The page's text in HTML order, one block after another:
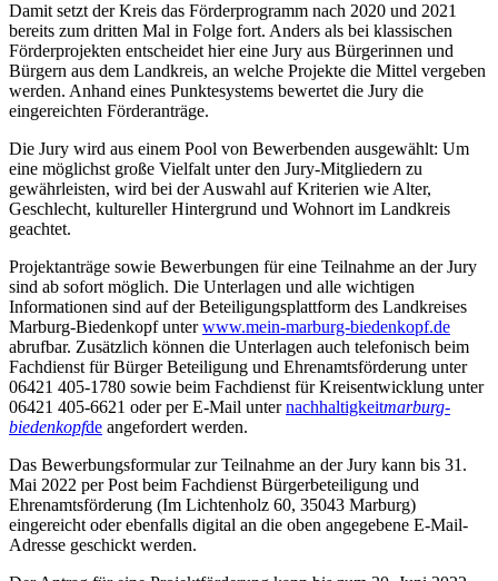
Damit setzt der Kreis das Förderprogramm nach 2020 und 2021
bereits zum dritten Mal in Folge fort. Anders als bei klassischen
Förderprojekten entscheidet hier eine Jury aus Bürgerinnen und
Bürgern aus dem Landkreis, an welche Projekte die Mittel vergeben
werden. Anhand eines Punktesystems bewertet die Jury die
eingereichten Förderanträge.
Die Jury wird aus einem Pool von Bewerbenden ausgewählt: Um
eine möglichst große Vielfalt unter den Jury-Mitgliedern zu
gewährleisten, wird bei der Auswahl auf Kriterien wie Alter,
Geschlecht, kultureller Hintergrund und Wohnort im Landkreis
geachtet.
Projektanträge sowie Bewerbungen für eine Teilnahme an der Jury
sind ab sofort möglich. Die Unterlagen und alle wichtigen
Informationen sind auf der Beteiligungsplattform des Landkreises
Marburg-Biedenkopf unterwww.mein-marburg-biedenkopf.de
abrufbar. Zusätzlich können die Unterlagen auch telefonisch beim
Fachdienst für Bürger Beteiligung und Ehrenamtsförderung unter
06421 405-1780 sowie beim Fachdienst für Kreisentwicklung unter
06421 405-6621 oder per E-Mail unternachhaltigkeitmarburg-
biedenkopfde angefordert werden.
Das Bewerbungsformular zur Teilnahme an der Jury kann bis 31.
Mai 2022 per Post beim Fachdienst Bürgerbeteiligung und
Ehrenamtsförderung (Im Lichtenholz 60, 35043 Marburg)
eingereicht oder ebenfalls digital an die oben angegebene E-Mail-
Adresse geschickt werden.